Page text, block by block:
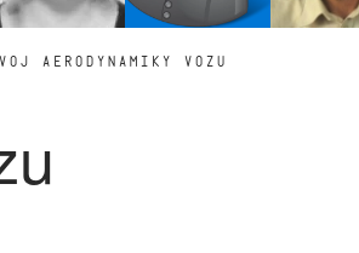
AERODYNAMIKY VOZU